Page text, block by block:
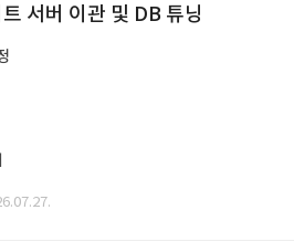
서버 이관 및 DB 튜닝